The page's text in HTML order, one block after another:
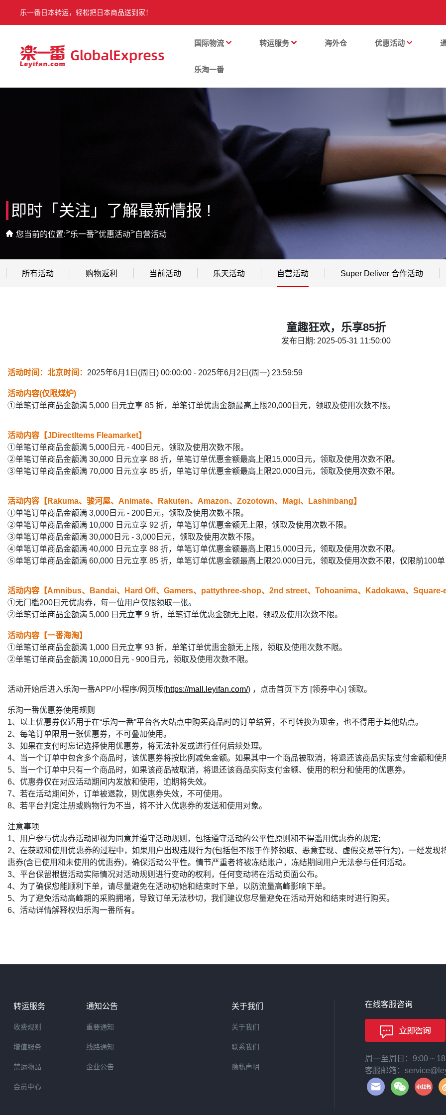
乐一番日本转运，轻松把日本商品送到家！
国际物流 转运服务 海外仓 优惠活动
乐淘一番
即时「关注」了解最新情报 !
您当前的位置:>乐一番>优惠活动>自营活动
所有活动 购物返利 当前活动 乐天活动 自营活动 Super Deliver 合作活动
童趣狂欢，乐享85折
发布日期: 2025-05-31 11:50:00
活动时间：北京时间： 2025年6月1日(周日) 00:00:00 - 2025年6月2日(周一) 23:59:59
活动内容(仅限煤炉)
①单笔订单商品金额满 5,000 日元立享 85 折，单笔订单优惠金额最高上限20,000日元，领取及使用次数不限。
活动内容【JDirectItems Fleamarket】
①单笔订单商品金额满 5,000日元 - 400日元，领取及使用次数不限。
②单笔订单商品金额满 30,000 日元立享 88 折，单笔订单优惠金额最高上限15,000日元，领取及使用次数不限。
③单笔订单商品金额满 70,000 日元立享 85 折，单笔订单优惠金额最高上限20,000日元，领取及使用次数不限。
活动内容【Rakuma、骏河屋、Animate、Rakuten、Amazon、Zozotown、Magi、Lashinbang】
①单笔订单商品金额满 3,000日元 - 200日元，领取及使用次数不限。
②单笔订单商品金额满 10,000 日元立享 92 折，单笔订单优惠金额无上限，领取及使用次数不限。
③单笔订单商品金额满 30,000日元 - 3,000日元，领取及使用次数不限。
④单笔订单商品金额满 40,000 日元立享 88 折，单笔订单优惠金额最高上限15,000日元，领取及使用次数不限。
⑤单笔订单商品金额满 60,000 日元立享 85 折，单笔订单优惠金额最高上限20,000日元，领取及使用次数不限，仅限前100
活动内容【Amnibus、Bandai、Hard Off、Gamers、pattythree-shop、2nd street、Tohoanima、Kadokawa、
①无门槛200日元优惠券，每一位用户仅限领取一张。
②单笔订单商品金额满 5,000 日元立享 9 折，单笔订单优惠金额无上限，领取及使用次数不限。
活动内容【一番海淘】
①单笔订单商品金额满 1,000 日元立享 93 折，单笔订单优惠金额无上限，领取及使用次数不限。
②单笔订单商品金额满 10,000日元 - 900日元，领取及使用次数不限。
活动开始后进入乐淘一番APP/小程序/网页版(https://mall.leyifan.com/) ，点击首页下方 [领券中心] 领取。
乐淘一番优惠券使用规则
1、以上优惠券仅适用于在“乐淘一番”平台各大站点中购买商品时的订单结算，不可转换为现金，也不得用于其他站点。
2、每笔订单限用一张优惠券，不可叠加使用。
3、如果在支付时忘记选择使用优惠券，将无法补发或进行任何后续处理。
4、当一个订单中包含多个商品时，该优惠券将按比例减免金额。如果其中一个商品被取消，将退还该商品实际支付金额和使
5、当一个订单中只有一个商品时，如果该商品被取消，将退还该商品实际支付金额、使用的积分和使用的优惠券。
6、优惠券仅在对应活动期间内发放和使用，逾期将失效。
7、若在活动期间外，订单被退款，则优惠券失效，不可使用。
8、若平台判定注册或购物行为不当，将不计入优惠券的发送和使用对象。
注意事项
1、用户参与优惠券活动即视为同意并遵守活动规则，包括遵守活动的公平性原则和不得滥用优惠券的规定;
2、在获取和使用优惠券的过程中，如果用户出现违规行为(包括但不限于作弊领取、恶意套现、虚假交易等行为)，一经发
惠券(含已使用和未使用的优惠券)，确保活动公平性。情节严重者将被冻结账户，冻结期间用户无法参与任何活动。
3、平台保留根据活动实际情况对活动规则进行变动的权利，任何变动将在活动页面公布。
4、为了确保您能顺利下单，请尽量避免在活动初始和结束时下单，以防流量高峰影响下单。
5、为了避免活动高峰期的采购拥堵，导致订单无法秒切，我们建议您尽量避免在活动开始和结束时进行购买。
6、活动详情解释权归乐淘一番所有。
转运服务
收费规则
增值服务
禁运物品
会员中心
通知公告
重要通知
线路通知
企业公告
关于我们
关于我们
联系我们
隐私声明
在线客服咨询
周一至周日：9:00 ~
客服邮箱：